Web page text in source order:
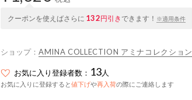
クーポンを使えばさらに 132円引きできます！ ※適用条件
ショップ： AMINA COLLECTION アミナコレクション
お気に入り登録者数： 13人
お気に入りに登録すると値下げや再入荷の際にご連絡します